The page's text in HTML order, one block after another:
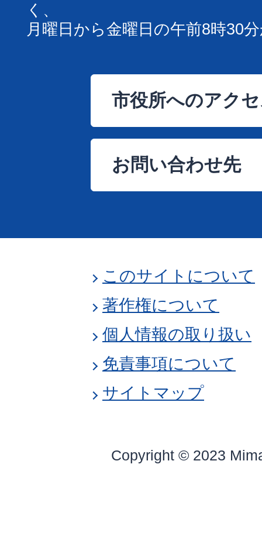
く、
月曜日から金曜日の午前8時30
市役所へのアク
お問い合わせ先
このサイトについて
著作権について
個人情報の取り扱い
免責事項について
サイトマップ
Copyright © 2023